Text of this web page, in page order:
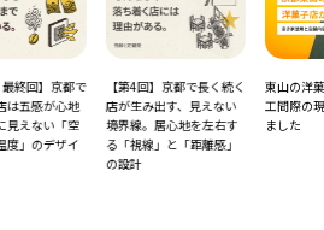
【第4回】京都で長く続く
店が生み出す、見えない
境界線。居心地を左右す
る「視線」と「距離感」
東山の洋菓子店さん、竣
工間際の現場へ行ってき
ました